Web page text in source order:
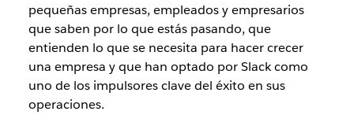
pequeñas empresas, empleados y empresarios
que saben por lo que estás pasando, que
entienden lo que se necesita para hacer crecer
una empresa y que han optado por Slack como
uno de los impulsores clave del éxito en sus
operaciones.